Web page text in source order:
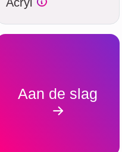
Aan de slag